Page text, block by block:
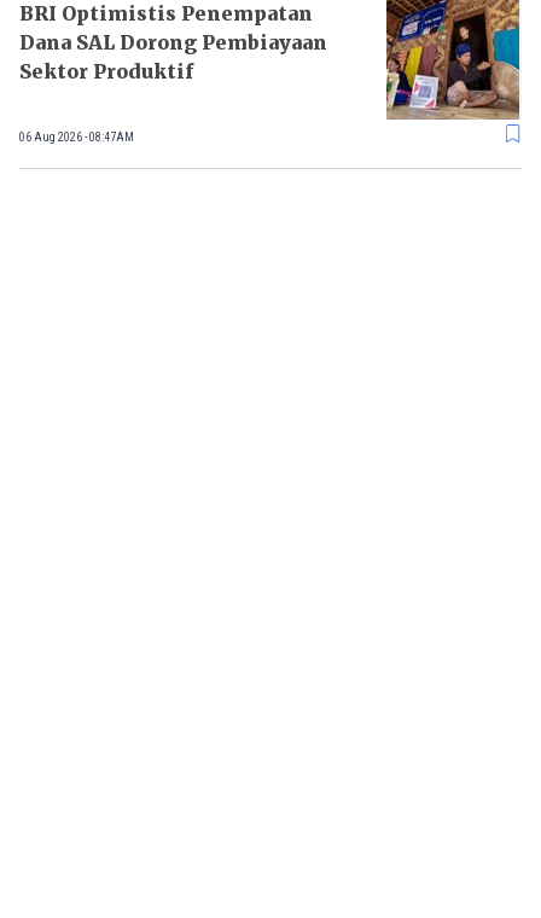
BRI Optimistis Penempatan
Dana SAL Dorong Pembiayaan
Sektor Produktif
06 Aug 2026 - 08:47AM